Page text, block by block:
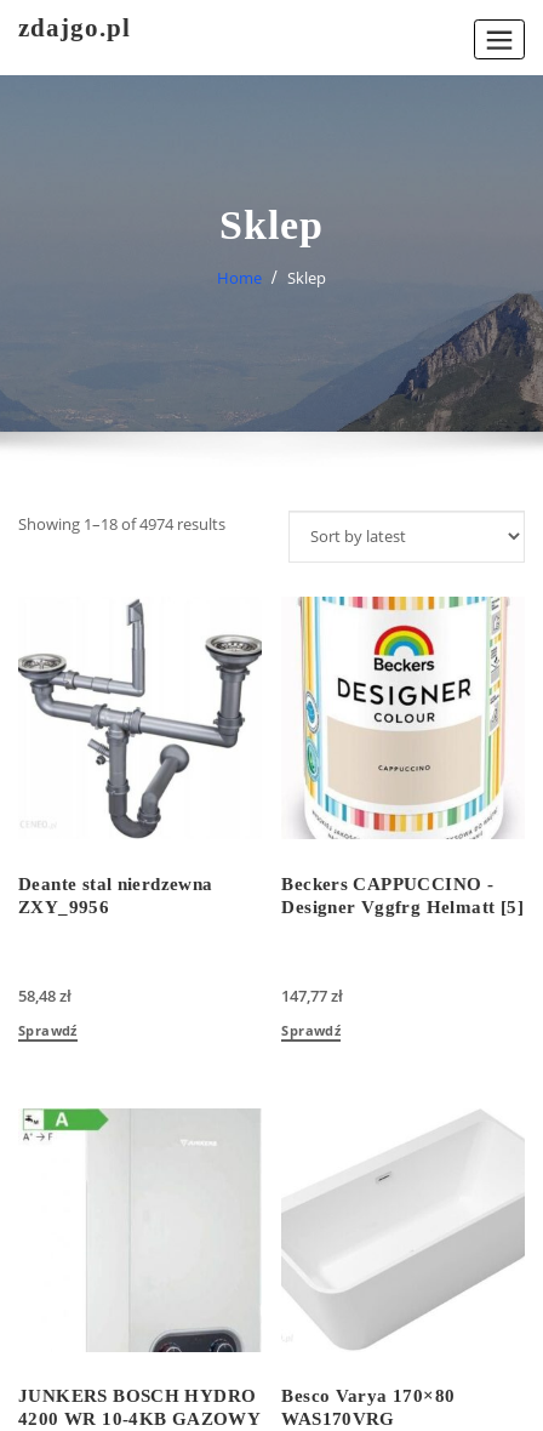
zdajgo.pl
Sklep
Home Sklep
Showing 1–18 of 4974 results
Deante stal nierdzewna
ZXY_9956
58,48zł
Sprawdź
Beckers CAPPUCCINO -
Designer Vggfrg Helmatt [5]
147,77zł
Sprawdź
JUNKERS BOSCH HYDRO
4200 WR 10-4KB GAZOWY
Besco Varya 170×80
WAS170VRG